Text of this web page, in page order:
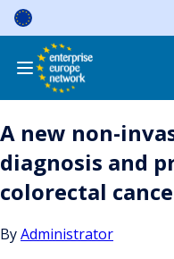
Skip
content
A new non-
diagnosis and
colorectal
ByAdministrator